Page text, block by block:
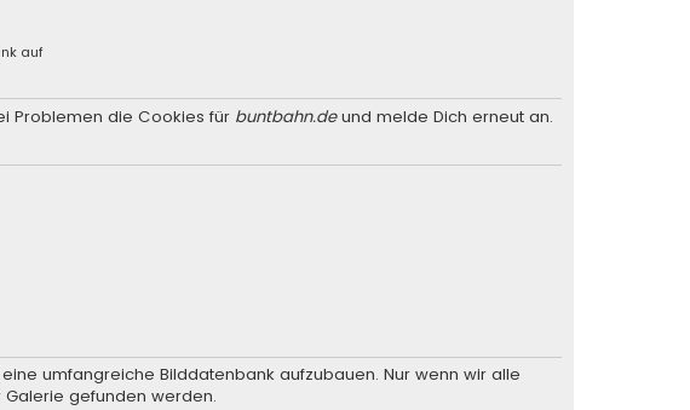
auf
Problemen die Cookies für buntbahn.deund melde Dich erneut an.
umfangreiche Bilddatenbank aufzubauen. Nur wenn wir alle
gefunden werden.